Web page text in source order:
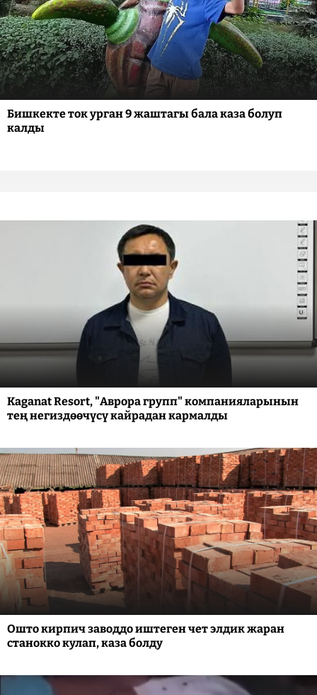
Бишкекте ток урган 9 жаштагы бала каза болуп
калды
Kaganat Resort, "Аврора групп" компанияларынын
тең негиздөөчүсү кайрадан кармалды
Ошто кирпич заводдо иштеген чет элдик жаран
станокко кулап, каза болду